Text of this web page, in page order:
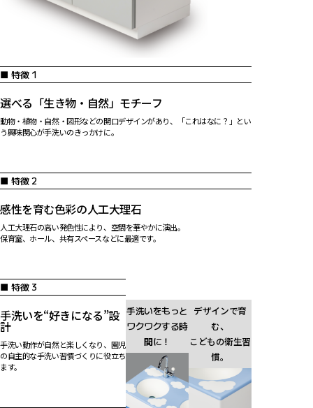
■ 特徴 1
選べる「生き物・自然」モチーフ
動物・植物・自然・図形などの開口デザインがあり、「これはなに？」とい
う興味関心が手洗いのきっかけに。
■ 特徴 2
感性を育む色彩の人工大理石
人工大理石の高い発色性により、空間を華やかに演出。
保育室、ホール、共有スペースなどに最適です。
■ 特徴 3
手洗いを“好きになる”設
計
手洗い動作が自然と楽しくなり、園児
の自主的な手洗い習慣づくりに役立ち
ます。
手洗いをもっと
ワクワクする時
間に！
デザインで育
む、
こどもの衛生習
慣。